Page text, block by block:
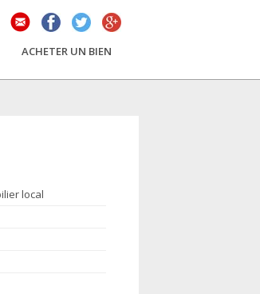
ACHETER UN BIEN
local